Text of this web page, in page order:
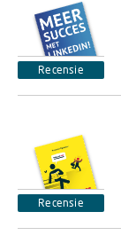
Recensie
Recensie